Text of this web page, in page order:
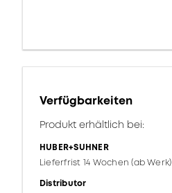
Verfügbarkeiten
Produkt erhältlich bei:
HUBER+SUHNER
Lieferfrist 14 Wochen (ab Werk)
Distributor